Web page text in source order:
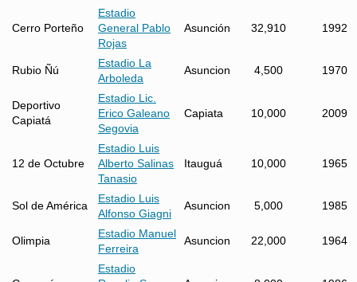
Cerro Porteño
Estadio
General Pablo
Rojas
Asunción 32,910 1992
Rubio Ñú
Estadio La
Arboleda
Asuncion 4,500 1970
Deportivo
Capiatá
Estadio Lic.
Erico Galeano
Segovia
Capiata 10,000 2009
12 de Octubre
Estadio Luis
Alberto Salinas
Tanasio
Itauguá 10,000 1965
Sol de América
Estadio Luis
Alfonso Giagni
Asuncion 5,000 1985
Olimpia
Estadio Manuel
Ferreira
Asuncion 22,000 1964
Estadio